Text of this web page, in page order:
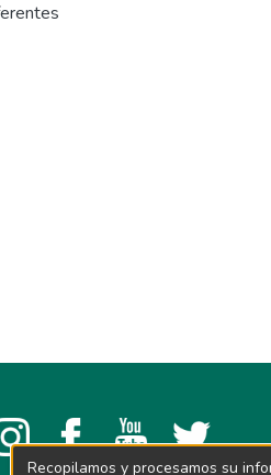
Recopilamos y procesamos su